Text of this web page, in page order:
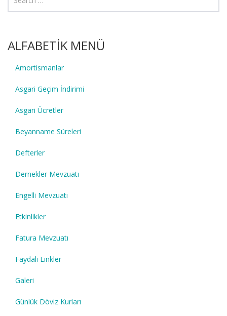
ALFABETİK MENÜ
Amortismanlar
Asgari Geçim İndirimi
Asgari Ücretler
Beyanname Süreleri
Defterler
Dernekler Mevzuatı
Engelli Mevzuatı
Etkinlikler
Fatura Mevzuatı
Faydalı Linkler
Galeri
Günlük Döviz Kurları